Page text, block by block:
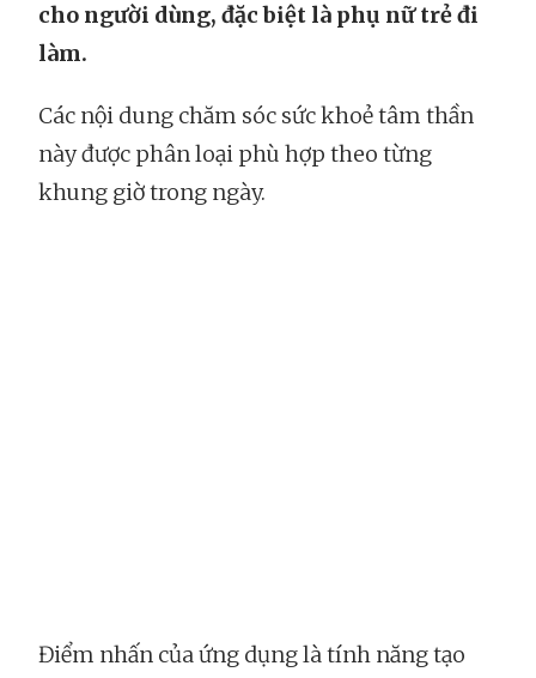
cho người dùng, đặc biệt là phụ nữ trẻ đi
làm.
Các nội dung chăm sóc sức khoẻ tâm thần
này được phân loại phù hợp theo từng
khung giờ trong ngày.
Điểm nhấn của ứng dụng là tính năng tạo